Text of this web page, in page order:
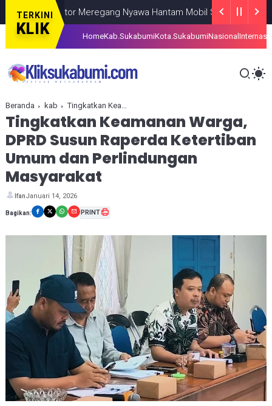
TERKINI
KLIK
Pemotor Meregang Nyawa Hantam Mobil Sampah di TPA
HomeKab.SukabumiKota.SukabumiNasional
Beranda kab Tingkatkan Keamanan Warga, DPRD Susun Raperda Ketertiban Umum dan Perlindungan Masyarakat
Tingkatkan Keamanan Warga,
DPRD Susun Raperda Ketertiban
Umum dan Perlindungan
Masyarakat
IfanJanuari 14, 2026
Bagikan: PRINT